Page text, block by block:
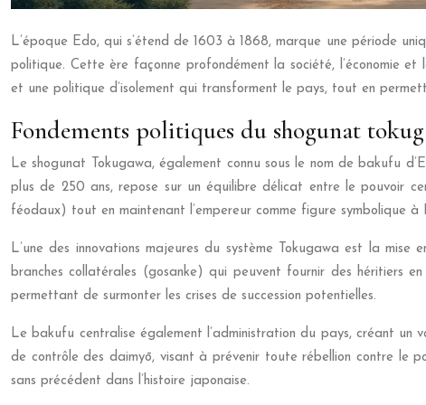
L’époque Edo, qui s’étend de 1603 à 1868, marque une période
politique. Cette ère façonne profondément la société, l’économie
et une politique d’isolement qui transforment le pays, tout en
Fondements politiques du shogunat
Le shogunat Tokugawa, également connu sous le nom de bakufu
plus de 250 ans, repose sur un équilibre délicat entre le pouvoir
féodaux) tout en maintenant l’empereur comme figure symbolique à
L’une des innovations majeures du système Tokugawa est la
branches collatérales (gosanke) qui peuvent fournir des héritiers
permettant de surmonter les crises de succession potentielles.
Le bakufu centralise également l’administration du pays, créant un
de contrôle des daimyō, visant à prévenir toute rébellion contre le
sans précédent dans l’histoire japonaise.